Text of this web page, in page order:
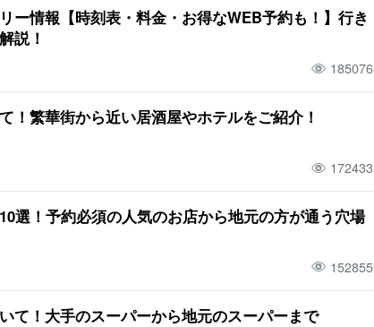
昼ごはん 青の洞窟 西表島鍾乳洞 一人旅
ドライブ
サウナ 水牛ツアー シュノーケル
ドライブコース
ー情報【時刻表・料金・お得なWEB予約も！】行き
説！
185076
！繁華街から近い居酒屋やホテルをご紹介！
172433
選！予約必須の人気のお店から地元の方が通う穴場
152855
て！大手のスーパーから地元のスーパーまで